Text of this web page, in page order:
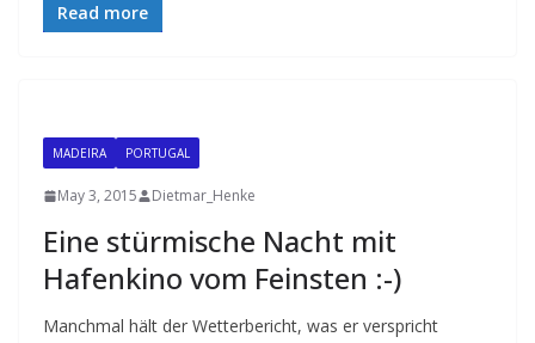
Read more
MADEIRA PORTUGAL
May 3, 2015 Dietmar_Henke
Eine stürmische Nacht mit
Hafenkino vom Feinsten :-)
Manchmal hält der Wetterbericht, was er verspricht